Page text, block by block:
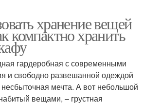
хранение вещей
компактно хранить
гардеробная с современными
и свободно развешанной одеждой
мечта. А вот небольшой
вещами, – грустная